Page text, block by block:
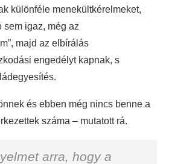
különféle menekültkérelmeket,
sem igaz, még az
majd az elbírálás
engedélyt kapnak, s
és ebben még nincs benne a
száma – mutatott rá.
arra, hogy a